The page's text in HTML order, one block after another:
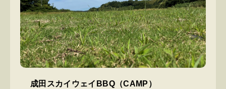
成田スカイウェイBBQ（CAMP）